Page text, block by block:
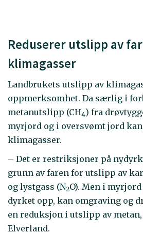
Reduserer utslipp av
klimagasser
Landbrukets utslipp av
oppmerksomhet. Da særlig i
metanutslipp (CH4) fra
myrjord og i oversvømt jord kan
klimagasser.
– Det er restriksjoner på
grunn av faren for utslipp av
og lystgass (N2O). Men i
dyrket opp, kan omgraving og
en reduksjon i utslipp av
Elverland.